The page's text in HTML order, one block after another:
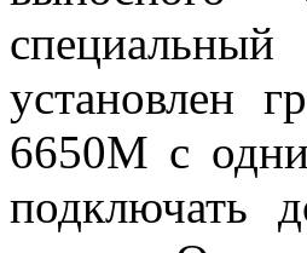
установлен
6650M с
подключать